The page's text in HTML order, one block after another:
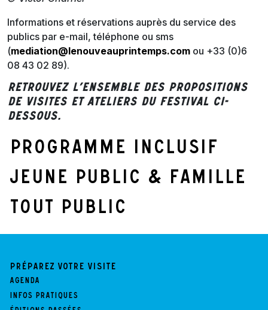
Informations et réservations auprès du service des
publics par e-mail, téléphone ou sms
(mediation@lenouveauprintemps.com ou +33 (0)6
08 43 02 89).
Retrouvez l’ensemble des propositions
de visites et ateliers du festival ci-
dessous.
Programme inclusif
Jeune public & famille
Tout public
Préparez votre visite
Agenda
Infos pratiques